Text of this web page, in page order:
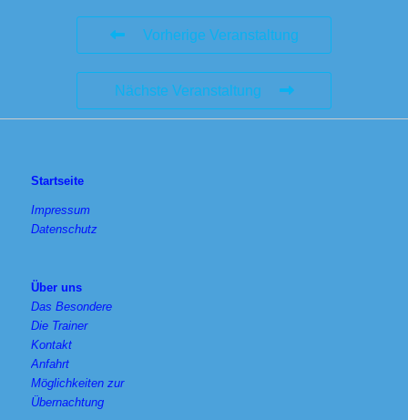
Vorherige Veranstaltung
Nächste Veranstaltung
Startseite
Impressum
Datenschutz
Über uns
Das Besondere
Die Trainer
Kontakt
Anfahrt
Möglichkeiten zur
Übernachtung